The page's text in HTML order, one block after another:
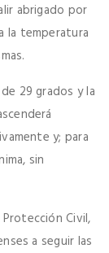
abrigado por
la temperatura
29 grados y la
y; para
sin
Civil,
a seguir las